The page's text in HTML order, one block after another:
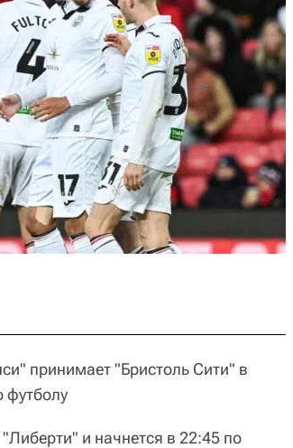
принимает "Бристоль Сити" в
футболу
и начнется в 22:45 по